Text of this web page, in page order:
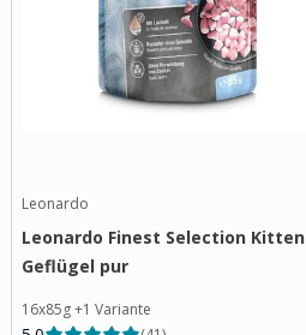
Leonardo
Leonardo Finest Selection Kitten
Geflügel pur
16x85g+1 Variante